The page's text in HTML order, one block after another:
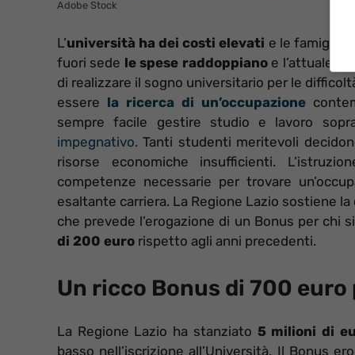
Adobe Stock
L’università ha dei costi elevati e le famiglie
fuori sede le spese raddoppianoe l’attuale
di realizzare il sogno universitario per le
essere la ricerca di un’occupazione
sempre facile gestire studio e lavoro
impegnativo. Tanti studenti meritevoli
risorse economiche insufficienti.
competenze necessarie per trovare
esaltante carriera. La Regione Lazio sostiene
che prevede l’erogazione di un Bonus per chi
di 200 euro rispetto agli anni precedenti.
Un ricco Bonus di 700
La Regione Lazio ha stanziato 5 milioni di
basso nell’iscrizione all’Università. Il Bonus